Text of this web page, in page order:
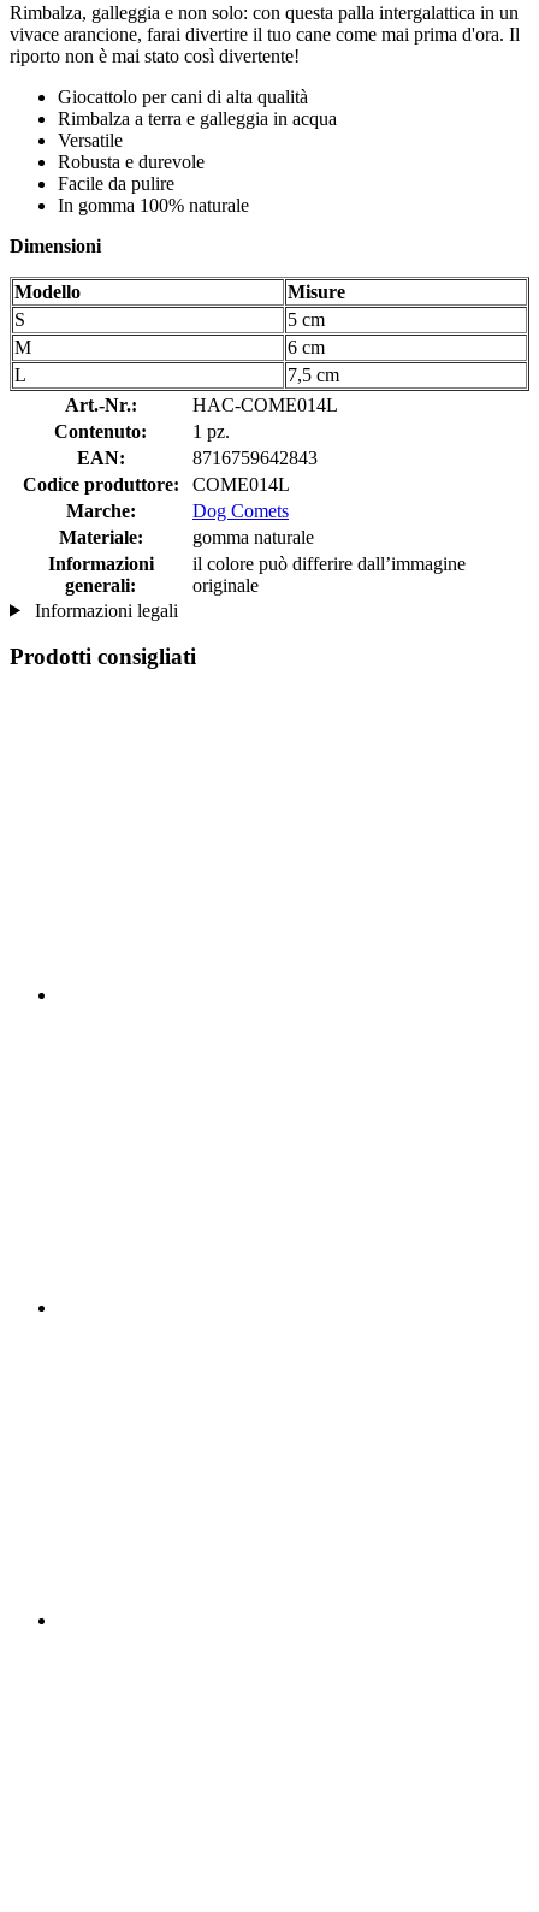
Rimbalza, galleggia e non solo: con questa palla intergalattica in un
vivace arancione, farai divertire il tuo cane come mai prima d'ora. Il
riporto non è mai stato così divertente!
Giocattolo per cani di alta qualità
Rimbalza a terra e galleggia in acqua
Versatile
Robusta e durevole
Facile da pulire
In gomma 100% naturale
Dimensioni
Modello
Misure
S
5 cm
M
6 cm
L
7,5 cm
Art.-Nr.:
HAC-COME014L
Contenuto:
1 pz.
EAN:
8716759642843
Codice produttore:
COME014L
Marche:
Dog Comets
Materiale:
gomma naturale
Informazioni
generali:
il colore può differire dall’immagine
originale
Informazioni legali
Prodotti consigliati